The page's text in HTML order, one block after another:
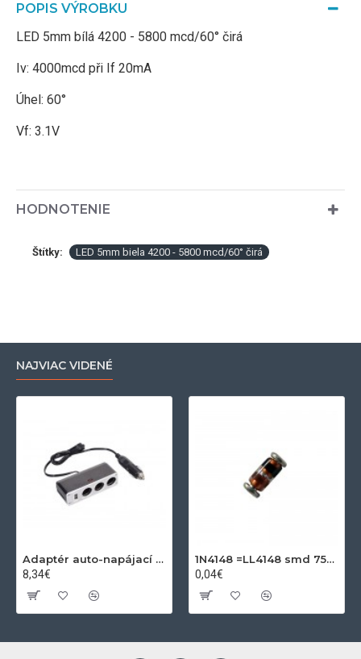
POPIS VÝROBKU
LED 5mm bílá 4200 - 5800 mcd/60° čirá
Iv: 4000mcd při If 20mA
Úhel: 60°
Vf: 3.1V
HODNOTENIE
Štítky: LED 5mm biela 4200 - 5800 mcd/60° čirá
NAJVIAC VIDENÉ
Adaptér auto-napájací 1xkon./3x zdierka- 12/24V, USB 1000mA
8,34€
1N4148 =LL4148 smd 75V,0.15A SOD80C
0,04€